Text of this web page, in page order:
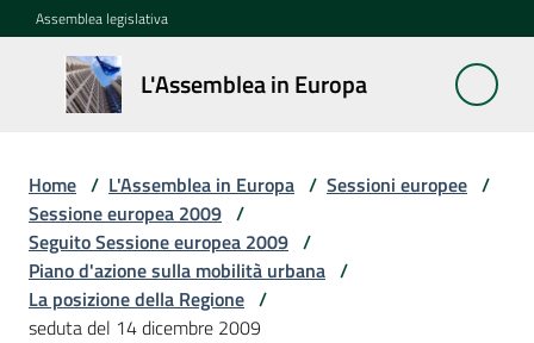
Vai al contenuto
Vai alla navigazione
Vai al footer
Assemblea legislativa
L'Assemblea in Europa
L'Assemblea
in Europa
Cos'è
la
Sessione
europea
Home / L'Assemblea in Europa / Sessioni europee /
Sessione europea 2009 /
Seguito Sessione europea 2009 /
Piano d'azione sulla mobilità urbana /
La posizione della Regione /
seduta del 14 dicembre 2009